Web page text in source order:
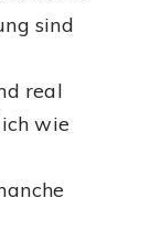
sind
real
wie